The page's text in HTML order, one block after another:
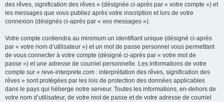
des rêves, signification des rêves » (désignée ci-après par « votre compte ») et
les messages que vous publiez après votre inscription et lors de votre
connexion (désignés ci-après par « vos messages »).
Votre compte contiendra au minimum un identifiant unique (désigné ci-après
par « votre nom d’utilisateur ») et un mot de passe personnel vous permettant
de vous connecter à votre compte (désigné ci-après par « votre mot de
passe ») et une adresse de courriel personnelle. Les informations de votre
compte sur « reve-interprete.com : interprétation des rêves, signification des
rêves » sont protégées par les lois de protection des données applicables
dans le pays qui héberge notre serveur. Toutes les informations, en-dehors de
votre nom d’utilisateur, de votre mot de passe et de votre adresse de courriel